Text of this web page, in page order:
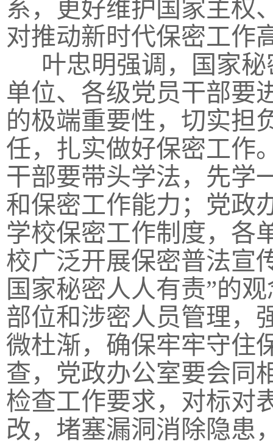
系，更好维护国家主权
对推动新时代保密工作
叶忠明强调，国家
单位、各级党员干部要
的极端重要性，切实担
任，扎实做好保密工作
干部要带头学法，先学
和保密工作能力；党政
学校保密工作制度，各
校广泛开展保密普法宣
国家秘密人人有责”的
部位和涉密人员管理，
微杜渐，确保牢牢守住
查，党政办公室要会同
检查工作要求，对标对
改，堵塞漏洞消除隐患